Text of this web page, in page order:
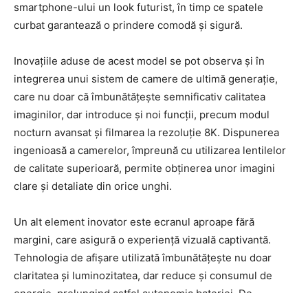
smartphone-ului un look futurist, în timp ce spatele
curbat garantează o prindere comodă și sigură.
Inovațiile aduse de acest model se pot observa și în
integrerea unui sistem de camere de ultimă generație,
care nu doar că îmbunătățește semnificativ calitatea
imaginilor, dar introduce și noi funcții, precum modul
nocturn avansat și filmarea la rezoluție 8K. Dispunerea
ingenioasă a camerelor, împreună cu utilizarea lentilelor
de calitate superioară, permite obținerea unor imagini
clare și detaliate din orice unghi.
Un alt element inovator este ecranul aproape fără
margini, care asigură o experiență vizuală captivantă.
Tehnologia de afișare utilizată îmbunătățește nu doar
claritatea și luminozitatea, dar reduce și consumul de